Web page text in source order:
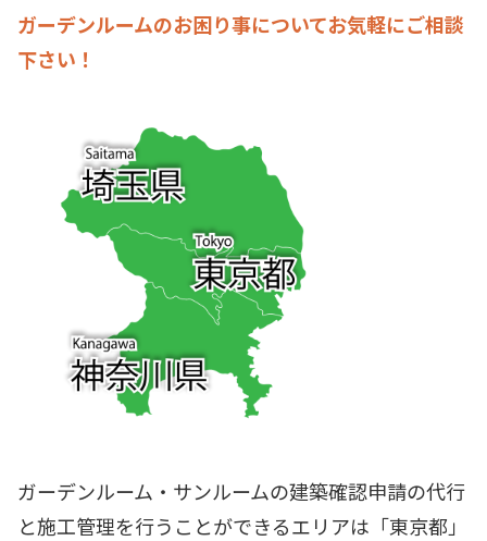
ガーデンルームのお困り事についてお気軽にご相談
下さい！
ガーデンルーム・サンルームの建築確認申請の代行
と施工管理を行うことができるエリアは「東京都」